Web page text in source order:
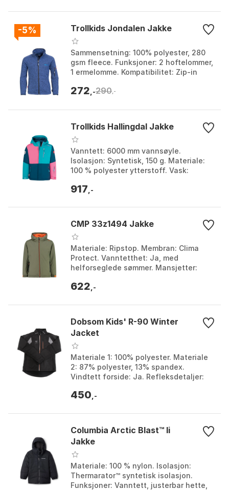
-5% Trollkids Jondalen Jakke
Sammensetning: 100% polyester, 280
gsm fleece. Funksjoner: 2 hoftelommer,
1 ermelomme. Kompatibilitet: Zip-in
Maskinvask (kald), ikk...
272 ,-290 ,-
Trollkids Hallingdal Jakke
Vanntett: 6000 mm vannsøyle.
Isolasjon: Syntetisk, 150 g. Materiale:
100 % polyester ytterstoff. Vask:
/ navy, Bronze / ...
917 ,-
CMP 33z1494 Jakke
Materiale: Ripstop. Membran: Clima
Protect. Vanntetthet: Ja, med
helforseglede sømmer. Mansjetter:
black, Bluestone, Dark b...
622 ,-
Dobsom Kids' R-90 Winter
Jacket
Materiale 1: 100% polyester. Materiale
2: 87% polyester, 13% spandex.
Vindtett forside: Ja. Refleksdetaljer:
450 ,-
Columbia Arctic Blast™ Ii
Jakke
Materiale: 100 % nylon. Isolasjon:
Thermarator™ syntetisk isolasjon.
Funksjoner: Vanntett, justerbar hette,